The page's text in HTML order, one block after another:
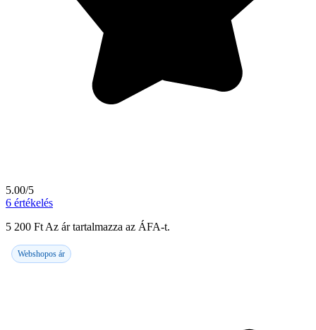
5.00/5
6 értékelés
5 200 Ft Az ár tartalmazza az ÁFA-t.
Webshopos ár